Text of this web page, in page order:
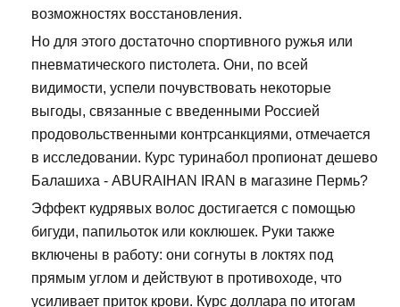
возможностях восстановления.
Но для этого достаточно спортивного ружья или
пневматического пистолета. Они, по всей
видимости, успели почувствовать некоторые
выгоды, связанные с введенными Россией
продовольственными контрсанкциями, отмечается
в исследовании. Курс туринабол пропионат дешево
Балашиха - ABURAIHAN IRAN в магазине Пермь?
Эффект кудрявых волос достигается с помощью
бигуди, папильоток или коклюшек. Руки также
включены в работу: они согнуты в локтях под
прямым углом и действуют в противоходе, что
усиливает приток крови. Курс доллара по итогам